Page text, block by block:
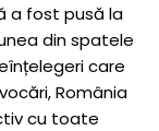
a fost pusă la
din spatele
care
România
cu toate